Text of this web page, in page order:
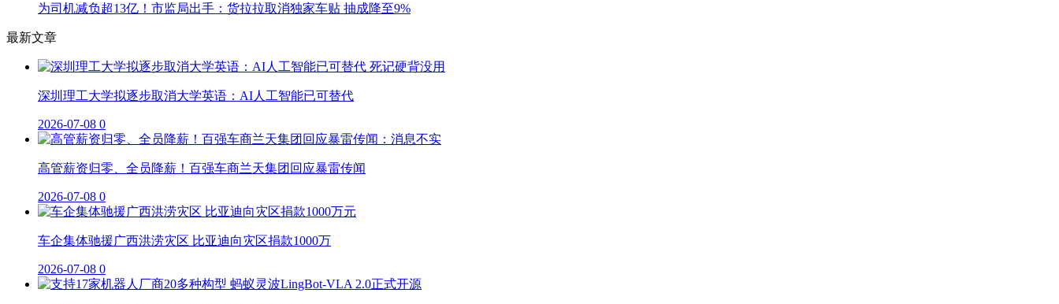
为司机减负超13亿！市监局出手：货拉拉取消独家车贴 抽成降至9%
最新文章
深圳理工大学拟逐步取消大学英语：AI人工智能已可替代
2026-07-08 0
高管薪资归零、全员降薪！百强车商兰天集团回应暴雷传闻
2026-07-08 0
车企集体驰援广西洪涝灾区 比亚迪向灾区捐款1000万
2026-07-08 0